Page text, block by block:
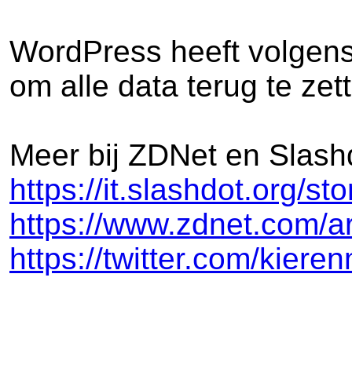
WordPress heeft
om alle data terug te
Meer bij ZDNet en
https://it.slashdot.org/
https://www.zdnet.com/
https://twitter.com/